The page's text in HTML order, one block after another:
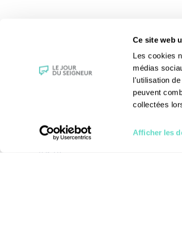
Ce site web
Les cookies
médias
l'utilisation
peuvent
collectées
Afficher les
La messe
Magazine Le Jour du Seigneur
Générations Laudato Si’
Agenda Culturel
JDS.tv